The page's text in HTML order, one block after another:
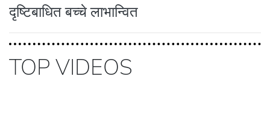
दृष्टिबाधित बच्चे लाभान्वित
TOP VIDEOS